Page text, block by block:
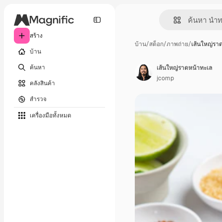
สร้าง
บ้าน
ค้นหา
คลังสินค้า
สำรวจ
เครื่องมือทั้งหมด
บ้าน/สต็อก/ภาพถ่าย/เส้นใหญ่รา
เส้นใหญ่ราดหน้าทะเล
jcomp